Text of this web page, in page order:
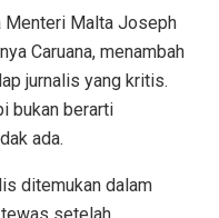
Menteri Malta Joseph
Caruana, menambah
jurnalis yang kritis.
bukan berarti
ada.
ditemukan dalam